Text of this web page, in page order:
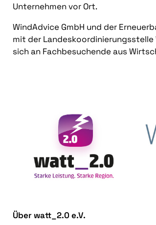
Unternehmen vor Ort.
WindAdvice GmbH und der
mit der
sich an Fachbesuchende aus
Über watt_2.0 e.V.